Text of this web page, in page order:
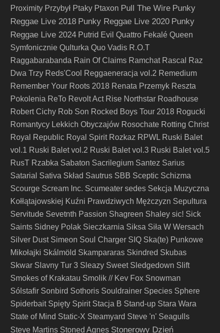
Proximity Przybył Ptaky Ptaxon Pull The Wire Punky
Reggae Live 2018 Punky Reggae Live 2020 Punky
Reggae Live 2024 Putrid Evil Quattro Fekalé Queen
Symfonicznie Qulturka Quo Vadis R.O.T
Raggabarabanda Rain Of Claims Ramchat Rascal
Raz
Dwa Trzy Reds'Cool Reggaeneracja vol.2 Remedium
Remember Your Roots 2018 Renata Przemyk Reszta
Pokolenia ReTo Revolt Act Rise Northstar Roadhouse
Robert Cichy Rob Son Rocked Boys Tour 2018 Rogucki
Romantycy Lekkich Obyczajów Rosochate Rotting Christ
Royal Republic Royal Spirit Rozkaz RPWL Ruski Balet
vol.1 Ruski Balet vol.2 Ruski Balet vol.3 Ruski Balet vol.5
RusT Rzabka Sabaton Sacrilegium Santez Sarius
Satarial Sativa Skład Sautrus SBB Sceptic Schizma
Scourge Scream Inc. Scumeater sedes Sekcja Muzyczna
Kołłątajowskiej Kuźni Prawdziwych Mężczyzn Sepultura
Servitude Sevetnth Passion Shagreen Shaley sic! Sick
Saints Sidney Polak Sieczkarnia Siksa Siła W Wersach
Silver Dust Simeon Soul Charger SIQ Ska(te) Punkowe
Mikołajki Skálmöld Skampararas Skindred Skubas
Skwar Slavny Tur 3 Sleazy Sweet Sledgedown Slift
Smokes of Krakatau Smolik // Kev Fox Snowman
Sólstafir Sonbird Sothoris Souldrainer Species Sphere
Spiderbait Spięty Spirit Stacja B Stand-up Stara Wara
State of Mind Static-X Steamyard Steve 'n' Seagulls
Steve Martins Stoned Agnes Stonerowy Dzień